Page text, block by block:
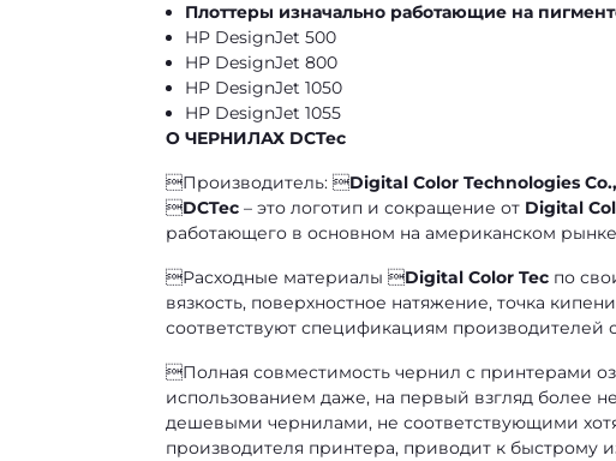
Плоттеры изначально работающие на
HP DesignJet 500
HP DesignJet 800
HP DesignJet 1050
HP DesignJet 1055
О ЧЕРНИЛАХ DCTec
Производитель: Digital Color Technologies
DCTec – это логотип и сокращение от Digital
работающего в основном на американском
Расходные материалы Digital Color Tec по
вязкость, поверхностное натяжение, точка
соответствуют спецификациям производителей
Полная совместимость чернил с принтерами
использованием даже, на первый взгляд более
дешевыми чернилами, не соответствующими
производителя принтера, приводит к быстрому